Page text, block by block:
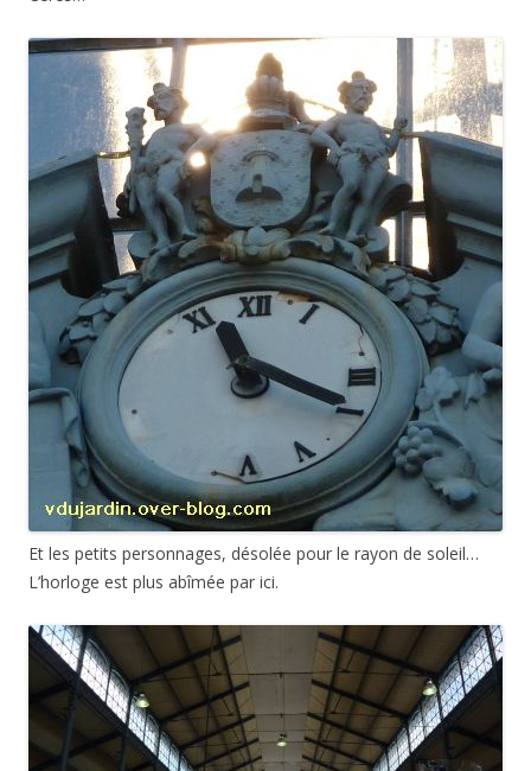
Et les petits personnages, désolée pour le rayon de soleil…
L’horloge est plus abîmée par ici.